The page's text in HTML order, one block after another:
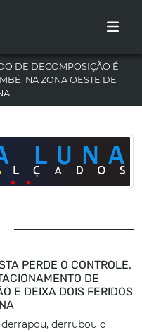
DE DECOMPOSIÇÃO É
NA ZONA OESTE DE
PERDE O CONTROLE,
DE
E DEIXA DOIS FERIDOS
derrubou o